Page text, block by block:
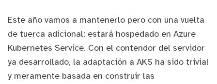
Este año vamos a mantenerlo pero con una vuelta
de tuerca adicional: estará hospedado en Azure
Kubernetes Service. Con el contendor del servidor
ya desarrollado, la adaptación a AKS ha sido trivial
y meramente basada en construir las